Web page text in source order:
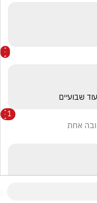
שבועיים
1
אחת